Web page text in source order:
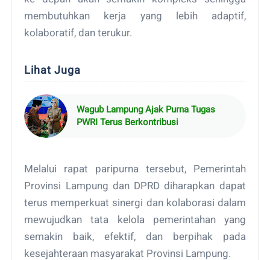
membutuhkan kerja yang lebih adaptif,
kolaboratif, dan terukur.
Lihat Juga
Wagub Lampung Ajak Purna Tugas
PWRI Terus Berkontribusi
Melalui rapat paripurna tersebut, Pemerintah
Provinsi Lampung dan DPRD diharapkan dapat
terus memperkuat sinergi dan kolaborasi dalam
mewujudkan tata kelola pemerintahan yang
semakin baik, efektif, dan berpihak pada
kesejahteraan masyarakat Provinsi Lampung.